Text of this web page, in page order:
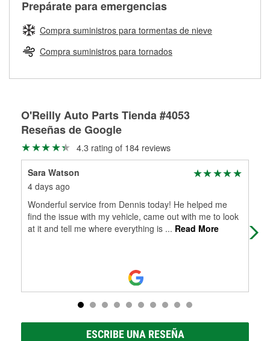
Herramientas de O'Reilly
pueden ser reutilizados, podemos ayudarte a encontrar las
partes de reemplazo correctas para tu reparación.
Rectificación de tambores y discos de freno
averiada o determina los acoplamientos y la longitud
adecuados para que te construyamos una nueva. O'Reilly
Auto Parts tiene las mangueras y los acoples adecuados
para reparar el sistema hidráulico de tu maquinaria
agrícola o de construcción.
Más información acerca del servicio de mangueras
Prepárate para emergencias
Compra suministros para tormentas de nieve
Compra suministros para tornados
O'Reilly Auto Parts Tienda #4053
Reseñas de Google
4.3 rating of 184 reviews
Sara Watson
4 days ago
Wonderful service from Dennis today! He helped me
find the issue with my vehicle, came out with me to look
at it and tell me where everything is ... Read More
ESCRIBE UNA RESEÑA